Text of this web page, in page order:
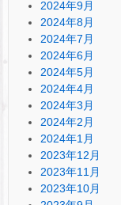
2024年9月
2024年8月
2024年7月
2024年6月
2024年5月
2024年4月
2024年3月
2024年2月
2024年1月
2023年12月
2023年11月
2023年10月